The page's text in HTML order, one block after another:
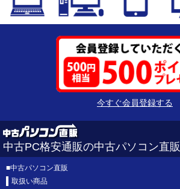
今すぐ会員登録する
中古PC格安通販の中古パソコン直販
■中古パソコン直販
取扱い商品